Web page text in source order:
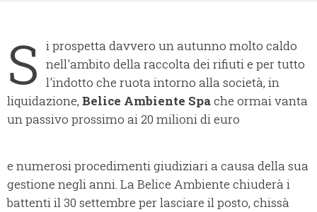
S i prospetta davvero un autunno molto caldo
nell'ambito della raccolta dei rifiuti e per tutto
l'indotto che ruota intorno alla società, in
liquidazione, Belice Ambiente Spache ormai vanta
un passivo prossimo ai 20 milioni di euro
e numerosi procedimenti giudiziari a causa della sua
gestione negli anni. La Belice Ambiente chiuderà i
battenti il 30 settembre per lasciare il posto, chissà